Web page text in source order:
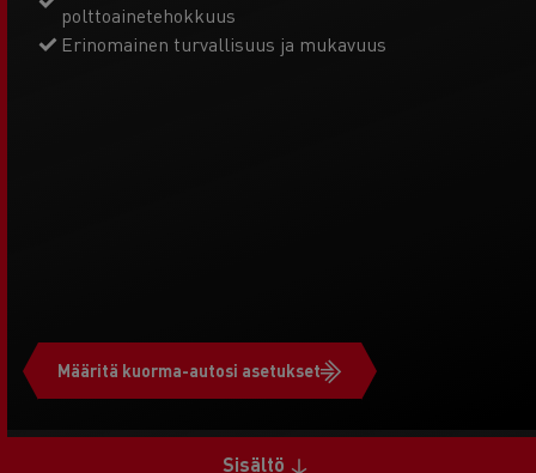
Määritä kuorma-autosi asetukset
polttoainetehokkuus
Erinomainen turvallisuus ja mukavuus
Sisältö